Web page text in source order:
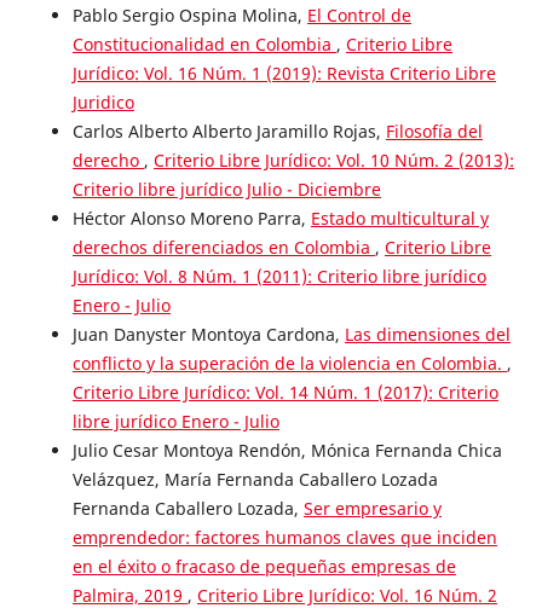
Pablo Sergio Ospina Molina, El Control de
Constitucionalidad en Colombia , Criterio Libre
Jurídico: Vol. 16 Núm. 1 (2019): Revista Criterio Libre
Juridico
Carlos Alberto Alberto Jaramillo Rojas, Filosofía del
derecho , Criterio Libre Jurídico: Vol. 10 Núm. 2 (2013):
Criterio libre jurídico Julio - Diciembre
Héctor Alonso Moreno Parra, Estado multicultural y
derechos diferenciados en Colombia , Criterio Libre
Jurídico: Vol. 8 Núm. 1 (2011): Criterio libre jurídico
Enero - Julio
Juan Danyster Montoya Cardona, Las dimensiones del
conflicto y la superación de la violencia en Colombia. ,
Criterio Libre Jurídico: Vol. 14 Núm. 1 (2017): Criterio
libre jurídico Enero - Julio
Julio Cesar Montoya Rendón, Mónica Fernanda Chica
Velázquez, María Fernanda Caballero Lozada
Fernanda Caballero Lozada, Ser empresario y
emprendedor: factores humanos claves que inciden
en el éxito o fracaso de pequeñas empresas de
Palmira, 2019 , Criterio Libre Jurídico: Vol. 16 Núm. 2